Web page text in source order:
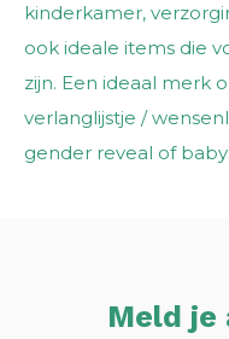
kinderkamer,
ook ideale items die
zijn. Een ideaal merk
verlanglijstje /
gender reveal of
Meld je